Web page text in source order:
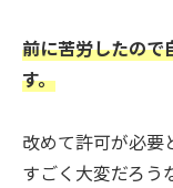
前に苦労したので
す。
改めて許可が必要
すごく大変だろう